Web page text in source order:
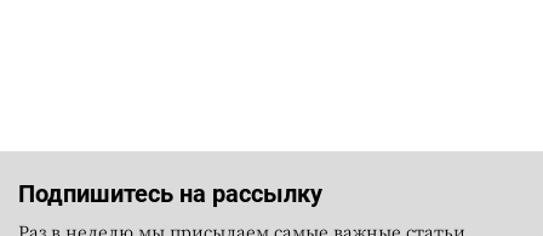
Подпишитесь на рассылку
Раз в неделю мы присылаем самые важные статьи